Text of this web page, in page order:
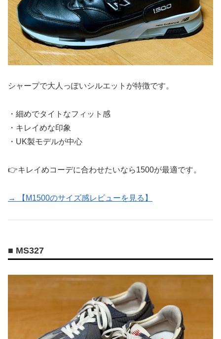
シャープで大人っぽいシルエットが特徴です。
・細めでタイトなフィット感
・キレイめな印象
・UK製モデルが中心
👉キレイめコーデに合わせたいなら1500が最適です。
→ 【M1500のサイズ感レビューを見る】
■ MS327